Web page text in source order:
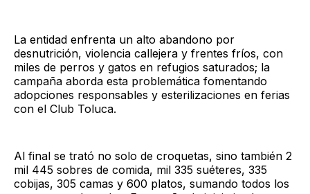
La entidad enfrenta un alto abandono por
desnutrición, violencia callejera y frentes fríos, con
miles de perros y gatos en refugios saturados; la
campaña aborda esta problemática fomentando
adopciones responsables y esterilizaciones en ferias
con el Club Toluca.
Al final se trató no solo de croquetas, sino también 2
mil 445 sobres de comida, mil 335 suéteres, 335
cobijas, 305 camas y 600 platos, sumando todos los